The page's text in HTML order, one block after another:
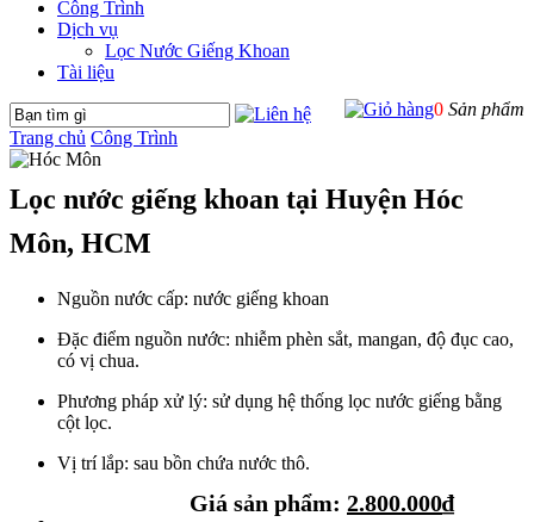
Công Trình
Dịch vụ
Lọc Nước Giếng Khoan
Tài liệu
0 Sản phẩm
Trang chủ Công Trình
Lọc nước giếng khoan tại Huyện Hóc
Môn, HCM
Nguồn nước cấp: nước giếng khoan
Đặc điểm nguồn nước: nhiễm phèn sắt, mangan, độ đục cao,
có vị chua.
Phương pháp xử lý: sử dụng hệ thống lọc nước giếng bằng
cột lọc.
Vị trí lắp: sau bồn chứa nước thô.
Giá sản phẩm: 2.800.000₫